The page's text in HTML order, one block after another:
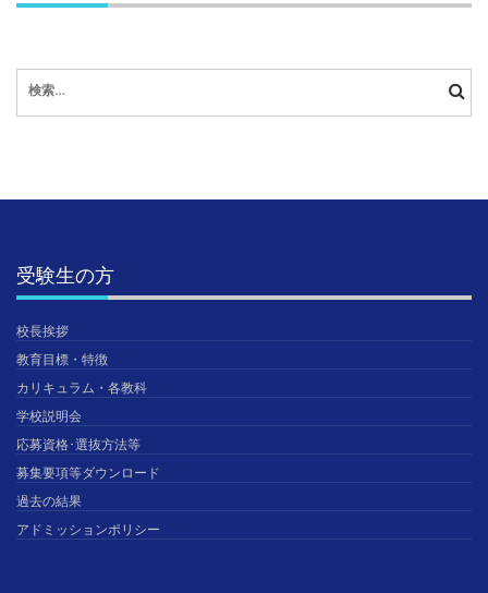
索:
受験生の方
校長挨拶
教育目標・特徴
カリキュラム・各教科
学校説明会
応募資格･選抜方法等
募集要項等ダウンロード
過去の結果
アドミッションポリシー